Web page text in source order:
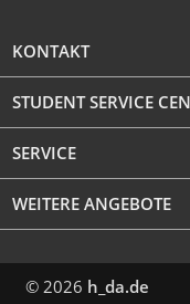
KONTAKT
STUDENT SERVICE
SERVICE
WEITERE ANGEBOTE
© 2026 h_da.de